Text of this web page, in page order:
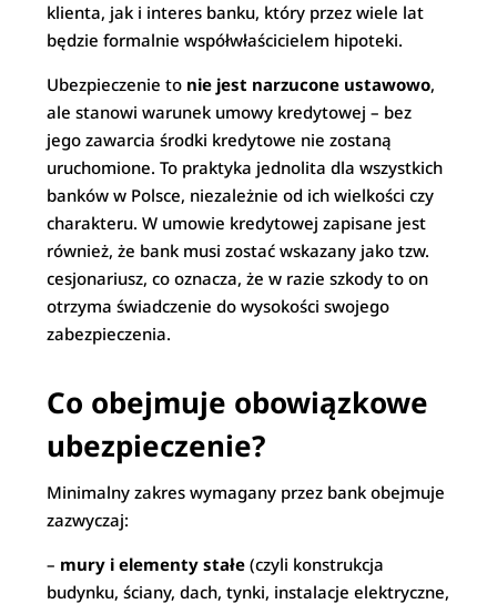
klienta, jak i interes banku, który przez wiele lat
będzie formalnie współwłaścicielem hipoteki.
Ubezpieczenie to nie jest narzucone ustawowo,
ale stanowi warunek umowy kredytowej – bez
jego zawarcia środki kredytowe nie zostaną
uruchomione. To praktyka jednolita dla wszystkich
banków w Polsce, niezależnie od ich wielkości czy
charakteru. W umowie kredytowej zapisane jest
również, że bank musi zostać wskazany jako tzw.
cesjonariusz, co oznacza, że w razie szkody to on
otrzyma świadczenie do wysokości swojego
zabezpieczenia.
Co obejmuje obowiązkowe
ubezpieczenie?
Minimalny zakres wymagany przez bank obejmuje
zazwyczaj:
– mury i elementy stałe (czyli konstrukcja
budynku, ściany, dach, tynki, instalacje elektryczne,